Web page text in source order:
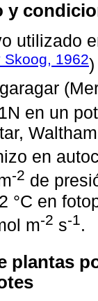
y
utilizado
Skoog, 1962
en un
en
-2 de
°C en
m-2 s-1.
plantas